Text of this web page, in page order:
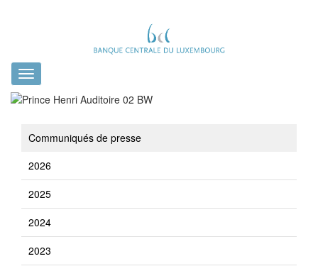
Toggle
navigation
Communiqués de presse
2026
2025
2024
2023